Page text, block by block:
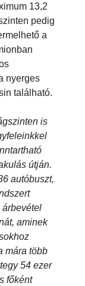
13,2
pedig
a
nyerges
található.
is
útján.
autóbuszt,
árbevétel
aminek
mára több
54 ezer
főként